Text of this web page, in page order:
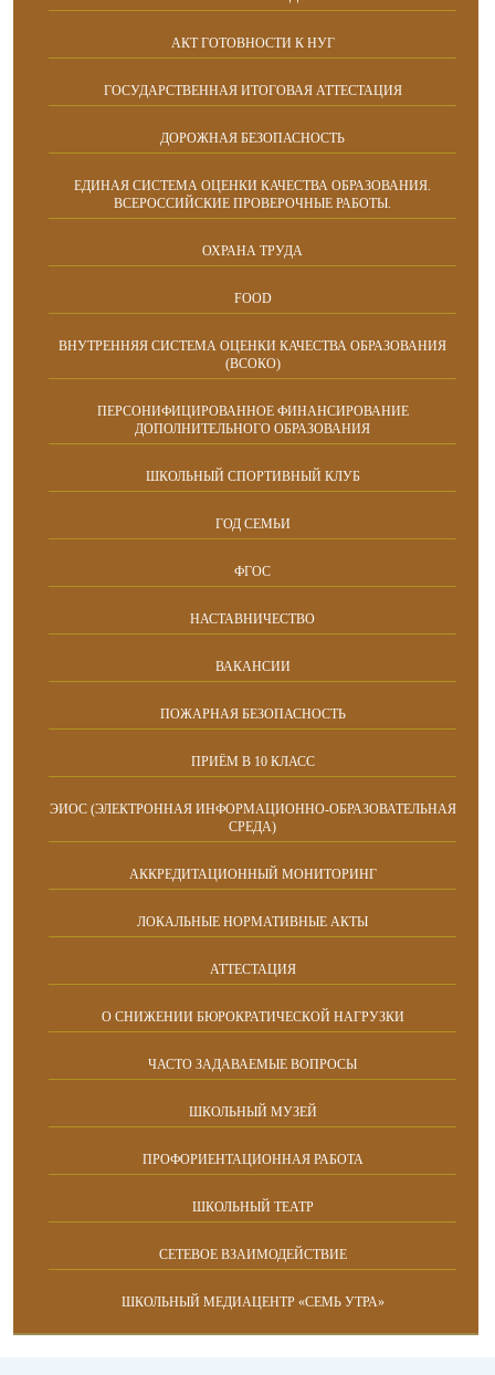
АКТ ГОТОВНОСТИ К НУГ
ГОСУДАРСТВЕННАЯ ИТОГОВАЯ АТТЕСТАЦИЯ
ДОРОЖНАЯ БЕЗОПАСНОСТЬ
ЕДИНАЯ СИСТЕМА ОЦЕНКИ КАЧЕСТВА ОБРАЗОВАНИЯ.
ВСЕРОССИЙСКИЕ ПРОВЕРОЧНЫЕ РАБОТЫ.
ОХРАНА ТРУДА
FOOD
ВНУТРЕННЯЯ СИСТЕМА ОЦЕНКИ КАЧЕСТВА ОБРАЗОВАНИЯ
(ВСОКО)
ПЕРСОНИФИЦИРОВАННОЕ ФИНАНСИРОВАНИЕ
ДОПОЛНИТЕЛЬНОГО ОБРАЗОВАНИЯ
ШКОЛЬНЫЙ СПОРТИВНЫЙ КЛУБ
ГОД СЕМЬИ
ФГОС
НАСТАВНИЧЕСТВО
ВАКАНСИИ
ПОЖАРНАЯ БЕЗОПАСНОСТЬ
ПРИЁМ В 10 КЛАСС
ЭИОС (ЭЛЕКТРОННАЯ ИНФОРМАЦИОННО-ОБРАЗОВАТЕЛЬНАЯ
СРЕДА)
АККРЕДИТАЦИОННЫЙ МОНИТОРИНГ
ЛОКАЛЬНЫЕ НОРМАТИВНЫЕ АКТЫ
АТТЕСТАЦИЯ
О СНИЖЕНИИ БЮРОКРАТИЧЕСКОЙ НАГРУЗКИ
ЧАСТО ЗАДАВАЕМЫЕ ВОПРОСЫ
ШКОЛЬНЫЙ МУЗЕЙ
ПРОФОРИЕНТАЦИОННАЯ РАБОТА
ШКОЛЬНЫЙ ТЕАТР
СЕТЕВОЕ ВЗАИМОДЕЙСТВИЕ
ШКОЛЬНЫЙ МЕДИАЦЕНТР «СЕМЬ УТРА»